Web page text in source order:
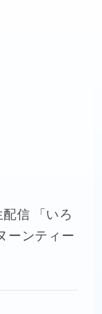
信 「いろ
ーンティー